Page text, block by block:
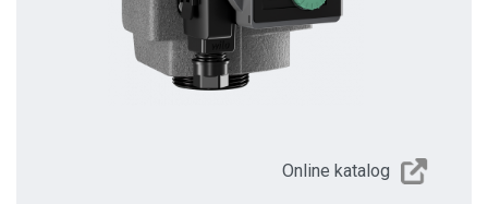
Online katalog